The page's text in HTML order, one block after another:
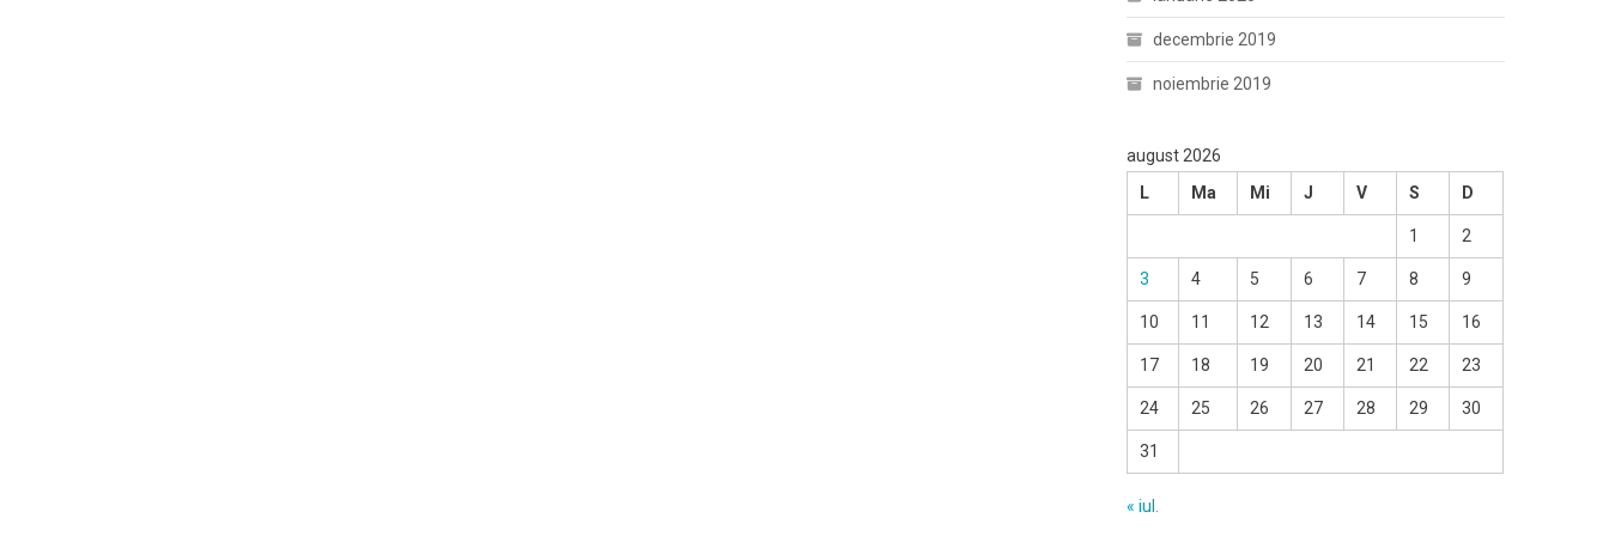
decembrie 2019
noiembrie 2019
august 2026
L
Ma Mi J V S D
1 2
3 4 5 6 7 8 9
10 11 12 13 14 15 16
17 18 19 20 21 22 23
24 25 26 27 28 29 30
31
« iul.